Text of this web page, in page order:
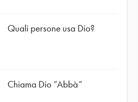
Quali persone usa Dio?
Chiama Dio “Abbà”